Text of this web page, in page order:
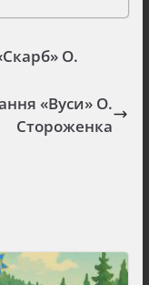
О.
«Вуси» О.
Стороженка